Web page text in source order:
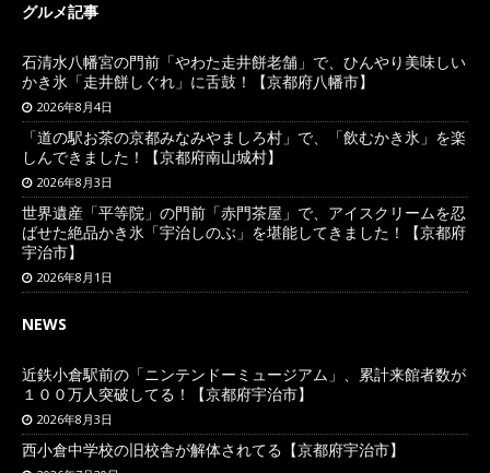
グルメ記事
石清水八幡宮の門前「やわた走井餅老舗」で、ひんやり美味しい
かき氷「走井餅しぐれ」に舌鼓！【京都府八幡市】
2026年8月4日
「道の駅お茶の京都みなみやましろ村」で、「飲むかき氷」を楽
しんできました！【京都府南山城村】
2026年8月3日
世界遺産「平等院」の門前「赤門茶屋」で、アイスクリームを忍
ばせた絶品かき氷「宇治しのぶ」を堪能してきました！【京都府
宇治市】
2026年8月1日
NEWS
近鉄小倉駅前の「ニンテンドーミュージアム」、累計来館者数が
１００万人突破してる！【京都府宇治市】
2026年8月3日
西小倉中学校の旧校舎が解体されてる【京都府宇治市】